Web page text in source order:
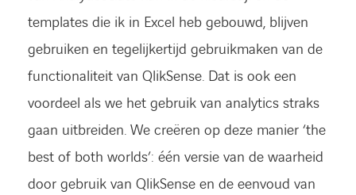
templates die ik in Excel heb gebouwd, blijven
gebruiken en tegelijkertijd gebruikmaken van de
functionaliteit van QlikSense. Dat is ook een
voordeel als we het gebruik van analytics straks
gaan uitbreiden. We creëren op deze manier ‘the
best of both worlds’: één versie van de waarheid
door gebruik van QlikSense en de eenvoud van